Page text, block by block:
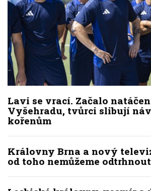
Lavi se vrací. Začalo
Vyšehradu, tvůrci slibují
kořenům
Královny Brna a nový
od toho nemůžeme